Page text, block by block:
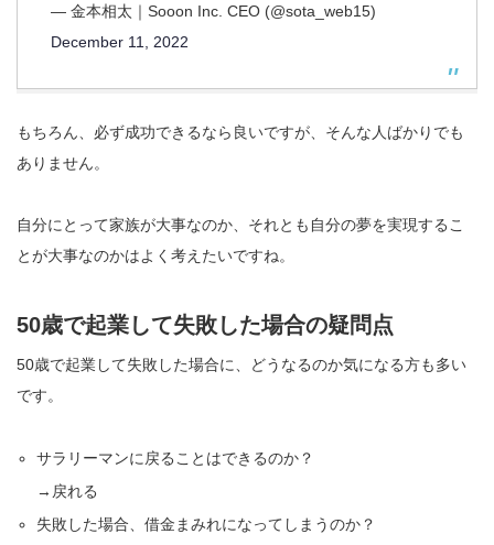
— 金本相太｜Sooon Inc. CEO (@sota_web15)
December 11, 2022
もちろん、必ず成功できるなら良いですが、そんな人ばかりでも
ありません。
自分にとって家族が大事なのか、それとも自分の夢を実現するこ
とが大事なのかはよく考えたいですね。
50歳で起業して失敗した場合の疑問点
50歳で起業して失敗した場合に、どうなるのか気になる方も多い
です。
サラリーマンに戻ることはできるのか？
→戻れる
失敗した場合、借金まみれになってしまうのか？